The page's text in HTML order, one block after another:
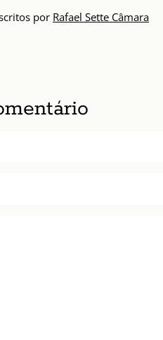
por Rafael Sette Câmara